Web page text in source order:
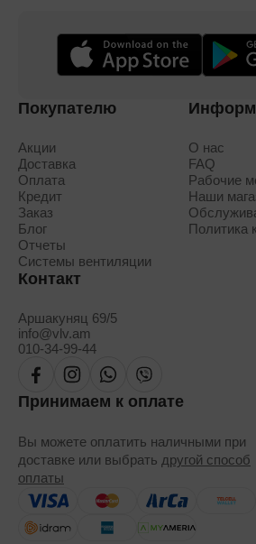
Покупателю
Акции
Доставка
Оплата
Кредит
Заказ
Блог
Отчеты
Системы вентиляции
О нас
FAQ
Рабочие
Наши
Политика
Контакт
Аршакуняц 69/5
info@vlv.am
010-34-99-44
Принимаем к оплате
Вы можете оплатить наличными при
доставке или выбрать другой способ
оплаты